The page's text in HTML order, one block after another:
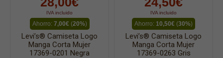
IVA incluido
Ahorro: 7,00€(20%)
Levi’s® Camiseta Logo
Manga Corta Mujer
17369-0201 Negra
IVA incluido
Ahorro: 10,50€ (30%)
Levi’s® Camiseta Logo
Manga Corta Mujer
17369-0263 Gris